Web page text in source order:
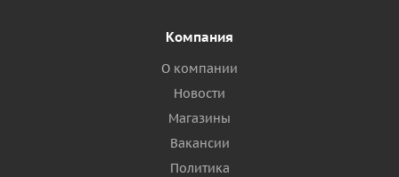
Компания
О компании
Новости
Магазины
Вакансии
Политика